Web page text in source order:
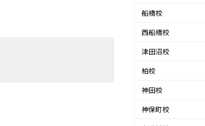
船橋校
西船橋校
津田沼校
柏校
神田校
神保町校